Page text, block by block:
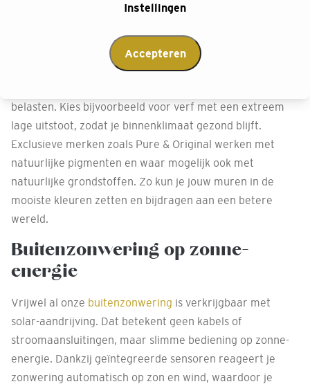
-collectie voldoet aan de strengste milieueisen.
beperkt en veel merken kiezen voor verpakkingen van
gerecycled plastic. Er wordt continu geïnvesteerd in
belasten. Kies bijvoorbeeld voor verf met een extreem
lage uitstoot, zodat je binnenklimaat gezond blijft.
Exclusieve merken zoals Pure & Original werken met
natuurlijke pigmenten en waar mogelijk ook met
natuurlijke grondstoffen. Zo kun je jouw muren in de
mooiste kleuren zetten en bijdragen aan een betere
wereld.
Buitenzonwering op zonne-
energie
Vrijwel al onze buitenzonwering is verkrijgbaar met
solar-aandrijving. Dat betekent geen kabels of
stroomaansluitingen, maar slimme bediening op zonne-
energie. Dankzij geïntegreerde sensoren reageert je
zonwering automatisch op zon en wind, waardoor je
Instellingen
Accepteren